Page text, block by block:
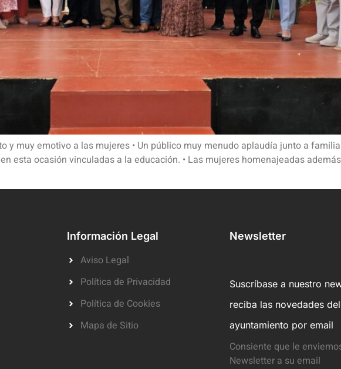
y muy emotivo a las mujeres • Un público muy menudo aplaudía junto a
esta ocasión vinculadas a la educación. • Las mujeres homenajeadas
Información Legal
Aviso Legal
Política de Privacidad
Política de Cookies
Mapa de Sitio
Newsletter
Suscríbase a nuestro
reciba las novedades del
ayuntamiento por email
Consiente que le
Newsletter a su email